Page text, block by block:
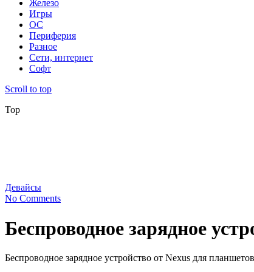
Железо
Игры
ОС
Периферия
Разное
Сети, интернет
Софт
Scroll to top
Top
Девайсы
No Comments
Беспроводное зарядное
Беспроводное зарядное устройство от Nexus для